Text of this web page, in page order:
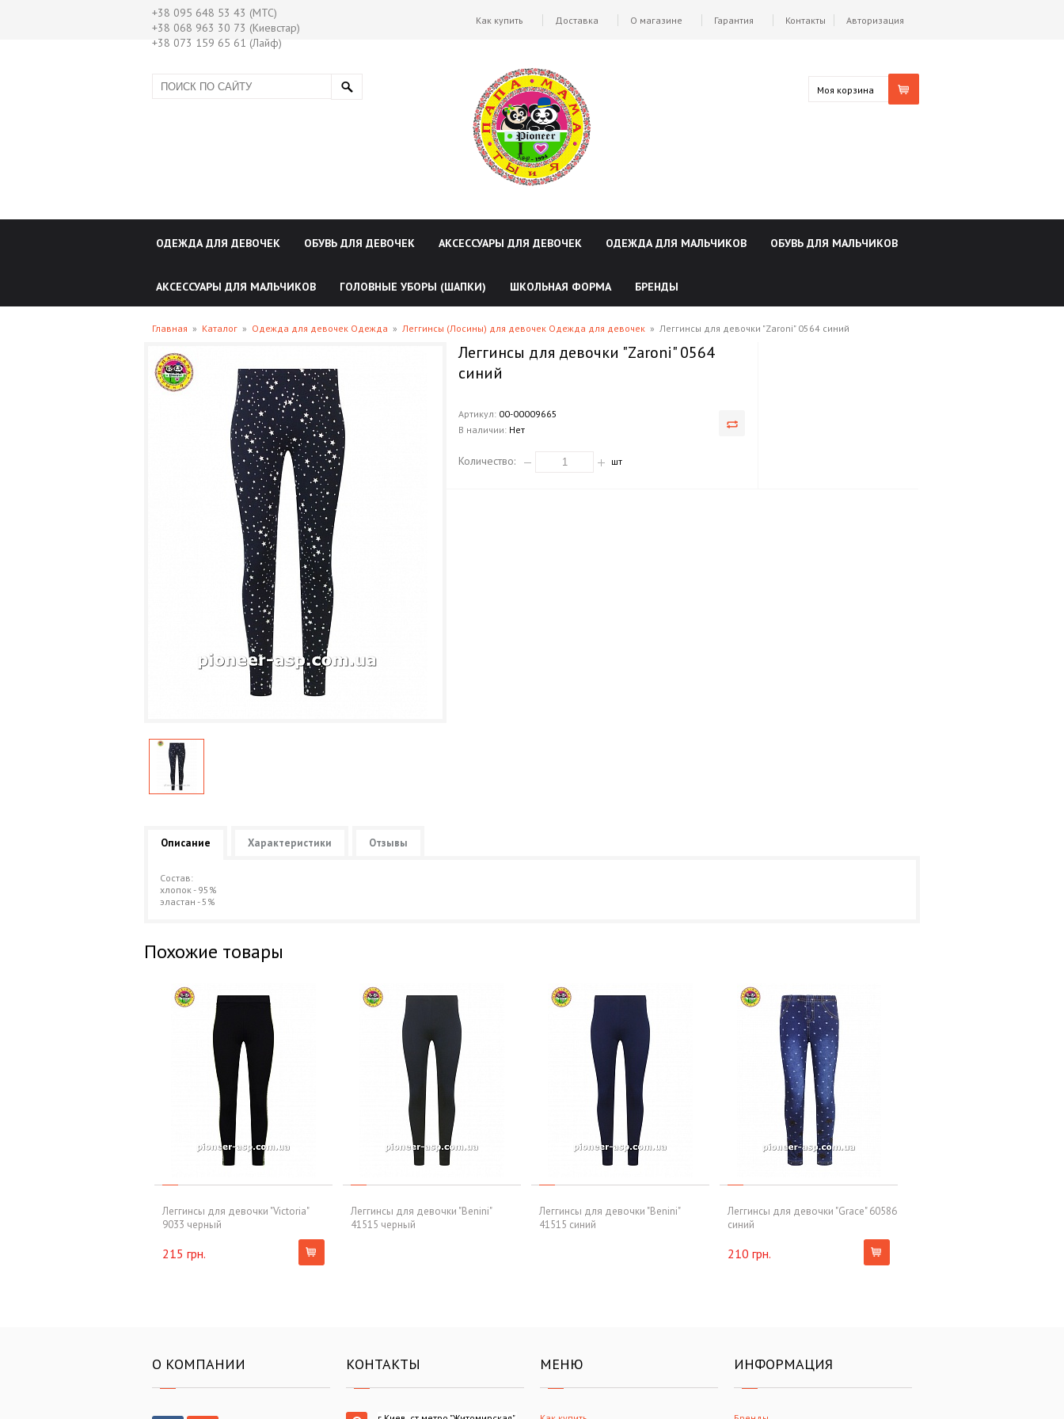
+38 095 648 53 43 (МТС)
+38 068 963 30 73 (Киевстар)
+38 073 159 65 61 (Лайф)
Авторизация
Как купить Доставка О магазине Гарантия Контакты
Моя корзина
ОДЕЖДА ДЛЯ ДЕВОЧЕК ОБУВЬ ДЛЯ ДЕВОЧЕК АКСЕССУАРЫ ДЛЯ ДЕВОЧЕК ОДЕЖДА ДЛЯ МАЛЬЧИКОВ ОБУВЬ ДЛЯ МАЛЬЧИКОВ
АКСЕССУАРЫ ДЛЯ МАЛЬЧИКОВ ГОЛОВНЫЕ УБОРЫ (ШАПКИ) ШКОЛЬНАЯ ФОРМА БРЕНДЫ
Главная » Каталог » Одежда для девочек Одежда » Леггинсы (Лосины) для девочек Одежда для девочек » Леггинсы для девочки "Zaroni" 0564 синий
Леггинсы для девочки "Zaroni" 0564
синий
Артикул: 00-00009665
В наличии: Нет
Количество: шт
Описание Характеристики Отзывы
Состав:
хлопок - 95%
эластан - 5%
Похожие товары
Леггинсы для девочки "Victoria"
9033 черный
215 грн.
Леггинсы для девочки "Benini"
41515 черный
Леггинсы для девочки "Benini"
41515 синий
Леггинсы для девочки "Grace" 60586
синий
210 грн.
О КОМПАНИИ КОНТАКТЫ МЕНЮ ИНФОРМАЦИЯ